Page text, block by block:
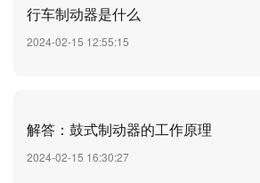
行车制动器是什么
2024-02-15 12:55:15
解答：鼓式制动器的工作原理
2024-02-15 16:30:27